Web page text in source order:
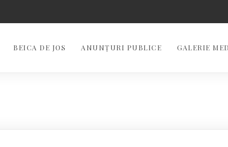
BEICA DE JOS ANUNȚURI PUBLICE GALERIE